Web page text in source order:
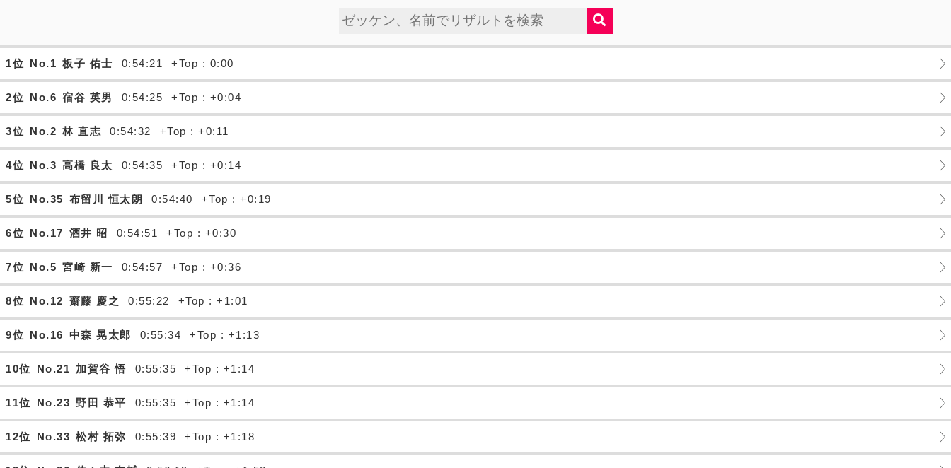
1位 No.1 板子 佑士 0:54:21 +Top : 0:00
2位 No.6 宿谷 英男 0:54:25 +Top : +0:04
3位 No.2 林 直志 0:54:32 +Top : +0:11
4位 No.3 高橋 良太 0:54:35 +Top : +0:14
5位 No.35 布留川 恒太朗 0:54:40 +Top : +0:19
6位 No.17 酒井 昭 0:54:51 +Top : +0:30
7位 No.5 宮崎 新一 0:54:57 +Top : +0:36
8位 No.12 齋藤 慶之 0:55:22 +Top : +1:01
9位 No.16 中森 晃太郎 0:55:34 +Top : +1:13
10位 No.21 加賀谷 悟 0:55:35 +Top : +1:14
11位 No.23 野田 恭平 0:55:35 +Top : +1:14
12位 No.33 松村 拓弥 0:55:39 +Top : +1:18